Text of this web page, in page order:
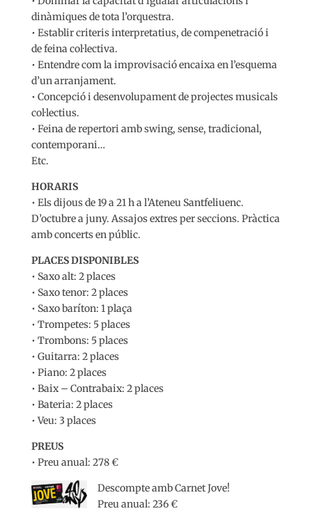
dinàmiques de tota l’orquestra.
• Establir criteris interpretatius, de compenetració i
de feina col·lectiva.
• Entendre com la improvisació encaixa en l’esquema
d’un arranjament.
• Concepció i desenvolupament de projectes musicals
col·lectius.
• Feina de repertori amb swing, sense, tradicional,
contemporani…
Etc.
HORARIS
• Els dijous de 19 a 21 h a l’Ateneu Santfeliuenc.
D’octubre a juny. Assajos extres per seccions. Pràctica
amb concerts en públic.
PLACES DISPONIBLES
• Saxo alt: 2 places
• Saxo tenor: 2 places
• Saxo baríton: 1 plaça
• Trompetes: 5 places
• Trombons: 5 places
• Guitarra: 2 places
• Piano: 2 places
• Baix – Contrabaix: 2 places
• Bateria: 2 places
• Veu: 3 places
PREUS
• Preu anual: 278 €
Descompte amb Carnet Jove!
Preu anual: 236 €